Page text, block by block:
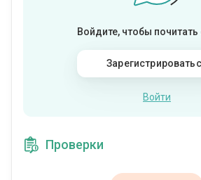
Войдите, чтобы
Войти
Проверки